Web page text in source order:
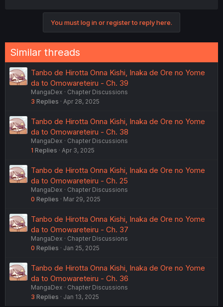
You must log in or register to reply here.
Similar threads
Tanbo de Hirotta Onna Kishi, Inaka de Ore no Yome
da to Omowareteiru - Ch. 39
MangaDex
Chapter Discussions
3 Replies Apr 28, 2025
Tanbo de Hirotta Onna Kishi, Inaka de Ore no Yome
da to Omowareteiru - Ch. 38
MangaDex
Chapter Discussions
1 Replies Apr 3, 2025
Tanbo de Hirotta Onna Kishi, Inaka de Ore no Yome
da to Omowareteiru - Ch. 25
MangaDex
Chapter Discussions
0 Replies Mar 29, 2025
Tanbo de Hirotta Onna Kishi, Inaka de Ore no Yome
da to Omowareteiru - Ch. 37
MangaDex
Chapter Discussions
0 Replies Jan 25, 2025
Tanbo de Hirotta Onna Kishi, Inaka de Ore no Yome
da to Omowareteiru - Ch. 36
MangaDex
Chapter Discussions
3 Replies Jan 13, 2025